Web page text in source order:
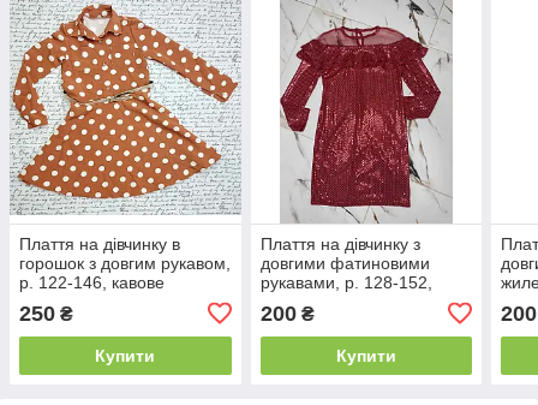
Плаття на дівчинку в
горошок з довгим рукавом,
р. 122-146, кавове
250 ₴
Купити
Плаття на дівчинку з
довгими фатиновими
рукавами, р. 128-152,
200₴
Купити
200